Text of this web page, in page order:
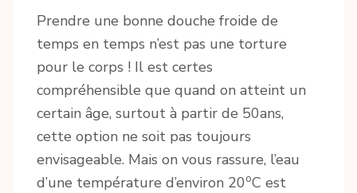
Prendre une bonne douche froide de
temps en temps n’est pas une torture
pour le corps ! Il est certes
compréhensible que quand on atteint un
certain âge, surtout à partir de 50ans,
cette option ne soit pas toujours
envisageable. Mais on vous rassure, l’eau
d’une température d’environ 20oC est